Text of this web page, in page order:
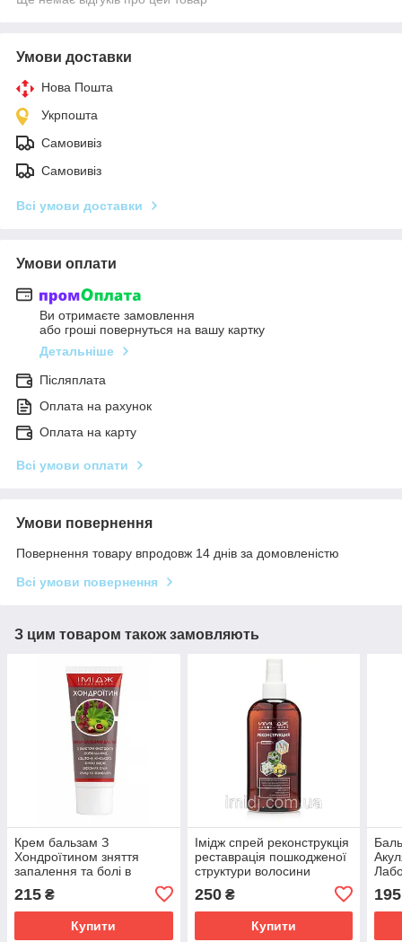
Умови доставки
Нова Пошта
Укрпошта
Самовивіз
Самовивіз
Всі умови доставки
Умови оплати
Ви отримаєте замовлення
або гроші повернуться на вашу картку
Детальніше
Післяплата
Оплата на рахунок
Оплата на карту
Всі умови оплати
Умови повернення
Повернення товару впродовж 14 днів за домовленістю
Всі умови повернення
З цим товаром також замовляють
Крем бальзам З
Хондроїтином зняття
запалення та болі в
суглобах, м'язах і хребті
Імідж Лабораторія
215 ₴
Купити
Імідж спрей реконструкція
реставрація пошкодженої
структури волосини
250₴
Купити
195